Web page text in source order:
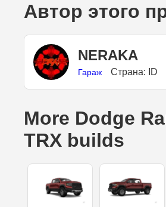
Автор этого
NERAKA
Гараж Страна: ID
More Dodge
TRX builds